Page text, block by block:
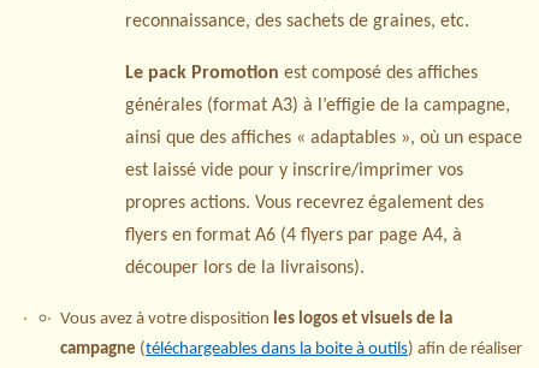
reconnaissance, des sachets de graines, etc.
Le pack Promotion est composé des affiches
générales (format A3) à l’effigie de la campagne,
ainsi que des affiches « adaptables », où un espace
est laissé vide pour y inscrire/imprimer vos
propres actions. Vous recevrez également des
flyers en format A6 (4 flyers par page A4, à
découper lors de la livraisons).
Vous avez à votre disposition les logos et visuels de la
campagne (téléchargeables dans la boite à outils) afin de réaliser